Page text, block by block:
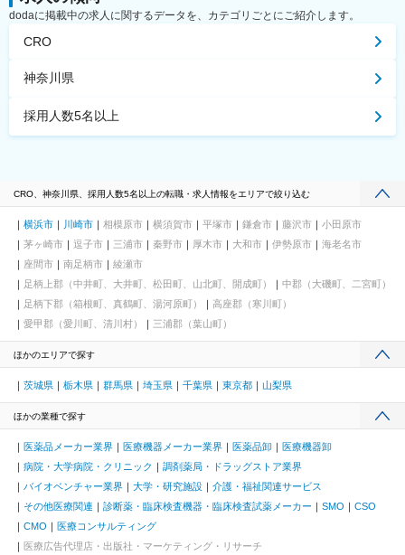
dodaに掲載中の求人に関するデータを、カテゴリごとにご紹介します。
CRO
神奈川県
採用人数5名以上
CRO、神奈川県、採用人数5名以上の転職・求人情報をエリアで絞り込む
横浜市 川崎市 相模原市 横須賀市 平塚市 鎌倉市 藤沢市
小田原市
茅ヶ崎市
逗子市 三浦市 秦野市 厚木市 大和市 伊勢原市
海老名市
座間市
南足柄市
綾瀬市
足柄上郡（中井町、大井町、松田町、山北町、開成町）
中郡（大磯町、二宮町）
足柄下郡（箱根町、真鶴町、湯河原町）
高座郡（寒川町）
愛甲郡（愛川町、清川村）
三浦郡（葉山町）
ほかのエリアで探す
茨城県 栃木県 群馬県 埼玉県 千葉県 東京都 山梨県
ほかの業種で探す
医薬品メーカー業界 医療機器メーカー業界 医薬品卸
医療機器卸
病院・大学病院・クリニック
調剤薬局・ドラッグストア業界
バイオベンチャー業界
大学・研究施設
介護・福祉関連サービス
その他医療関連
診断薬・臨床検査機器・臨床検査試薬メーカー SMO
CSO
CMO
医療コンサルティング
医療広告代理店・出版社・マーケティング・リサーチ